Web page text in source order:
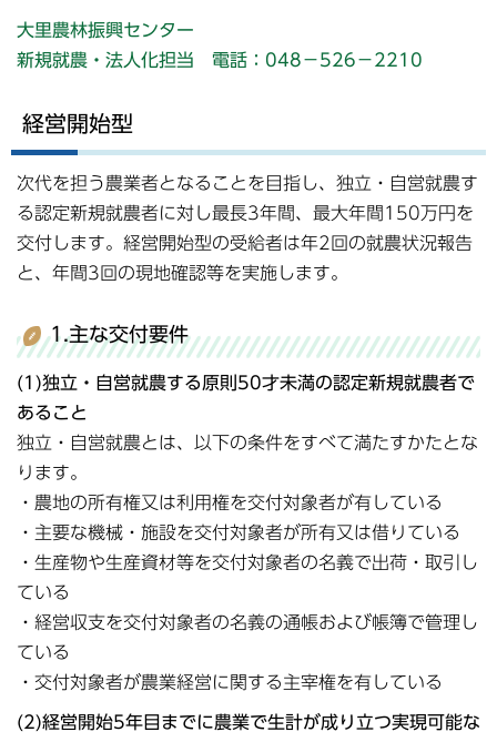
大里農林振興センター
新規就農・法人化担当 電話：048－526－2210
経営開始型
次代を担う農業者となることを目指し、独立・自営就農す
る認定新規就農者に対し最長3年間、最大年間150万円を
交付します。経営開始型の受給者は年2回の就農状況報告
と、年間3回の現地確認等を実施します。
1.主な交付要件
(1)独立・自営就農する原則50才未満の認定新規就農者で
あること
独立・自営就農とは、以下の条件をすべて満たすかたとな
ります。
・農地の所有権又は利用権を交付対象者が有している
・主要な機械・施設を交付対象者が所有又は借りている
・生産物や生産資材等を交付対象者の名義で出荷・取引し
ている
・経営収支を交付対象者の名義の通帳および帳簿で管理し
ている
・交付対象者が農業経営に関する主宰権を有している
(2)経営開始5年目までに農業で生計が成り立つ実現可能な